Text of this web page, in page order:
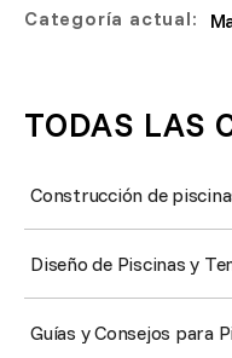
Categoría actual:
TODAS LAS
Construcción de
Diseño de Piscinas y
Guías y Consejos para